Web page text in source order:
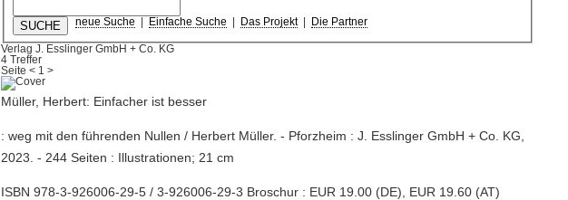
neue Suche Einfache Suche Das Projekt| Die Partner
Verlag J. Esslinger GmbH + Co. KG
4 Treffer
Seite< 1 >
Müller, Herbert: Einfacher ist besser
: weg mit den führenden Nullen / Herbert Müller. - Pforzheim : J. Esslinger GmbH + Co. KG,
2023. - 244 Seiten : Illustrationen; 21 cm
ISBN 978-3-926006-29-5 / 3-926006-29-3 Broschur : EUR 19.00 (DE), EUR 19.60 (AT)